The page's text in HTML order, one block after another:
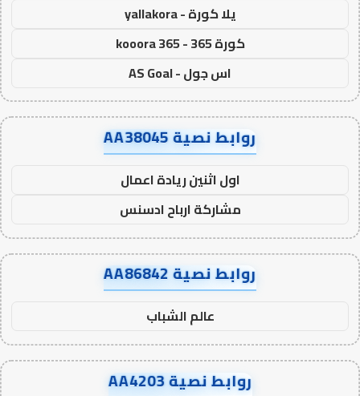
يلا كورة - yallakora
كورة 365 - kooora 365
اس جول - AS Goal
روابط نصية AA38045
اول اثنين ريادة اعمال
مشاركة ارباح ادسنس
روابط نصية AA86842
عالم الشباب
روابط نصية AA4203